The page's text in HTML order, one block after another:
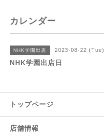
カレンダー
NHK学園出店 2023-08-22 (Tue)
NHK学園出店日
トップページ
店舗情報